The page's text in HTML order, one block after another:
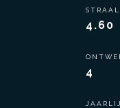
4.60
4